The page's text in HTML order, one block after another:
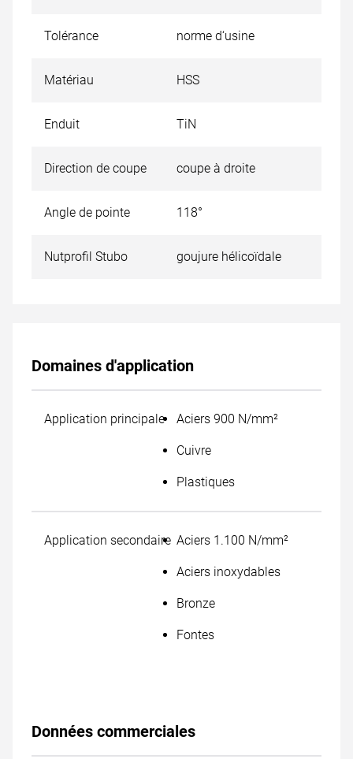
Tolérance norme d‘usine
Matériau HSS
Enduit TiN
Direction de coupe coupe à droite
Angle de pointe 118°
Nutprofil Stubo goujure hélicoïdale
Domaines d'application
Application principale Aciers 900 N/mm²
Cuivre
Plastiques
Application secondaire Aciers 1.100 N/mm²
Aciers inoxydables
Bronze
Fontes
Données commerciales